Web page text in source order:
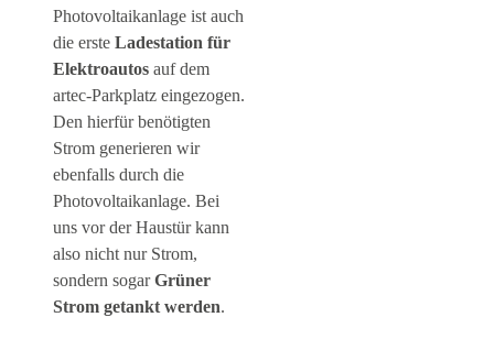
Photovoltaikanlage ist auch
die erste Ladestation für
Elektroautos auf dem
artec-Parkplatz eingezogen.
Den hierfür benötigten
Strom generieren wir
ebenfalls durch die
Photovoltaikanlage. Bei
uns vor der Haustür kann
also nicht nur Strom,
sondern sogarGrüner
Strom getankt werden.